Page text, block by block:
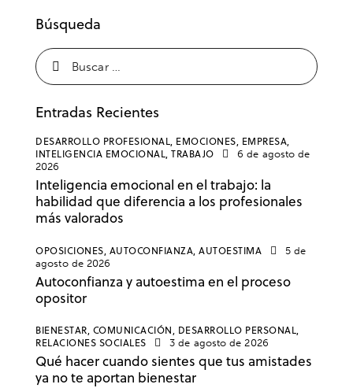
Búsqueda
Entradas Recientes
DESARROLLO PROFESIONAL, EMOCIONES, EMPRESA,
INTELIGENCIA EMOCIONAL, TRABAJO
6 de agosto de
2026
Inteligencia emocional en el trabajo: la
habilidad que diferencia a los profesionales
más valorados
OPOSICIONES, AUTOCONFIANZA, AUTOESTIMA
5 de
agosto de 2026
Autoconfianza y autoestima en el proceso
opositor
BIENESTAR, COMUNICACIÓN, DESARROLLO PERSONAL,
RELACIONES SOCIALES
3 de agosto de 2026
Qué hacer cuando sientes que tus amistades
ya no te aportan bienestar